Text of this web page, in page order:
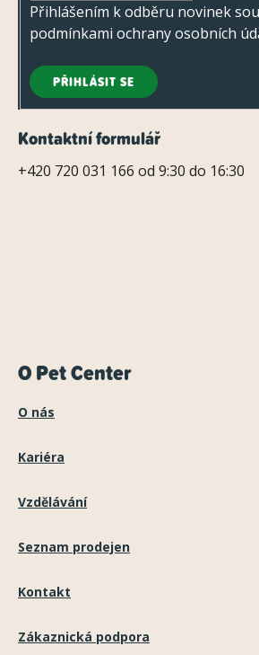
Přihlášením k odběru novinek
podmínkami ochrany osobních
PŘIHLÁSIT SE
Kontaktní formulář
+420 720 031 166 od 9:30 do 16:30
O Pet Center
O nás
Kariéra
Vzdělávání
Seznam prodejen
Kontakt
Zákaznická podpora